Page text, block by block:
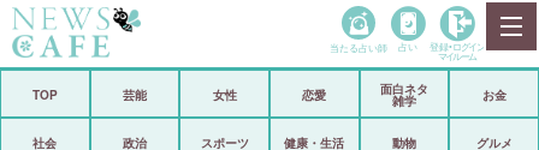
政治
当たる占い師 占い 登録• ログイン
マイルーム
TOP 芸能 女性 恋愛
面白ネタ
雑学
お金
社会 政治 スポーツ 健康・生活 動物 グルメ